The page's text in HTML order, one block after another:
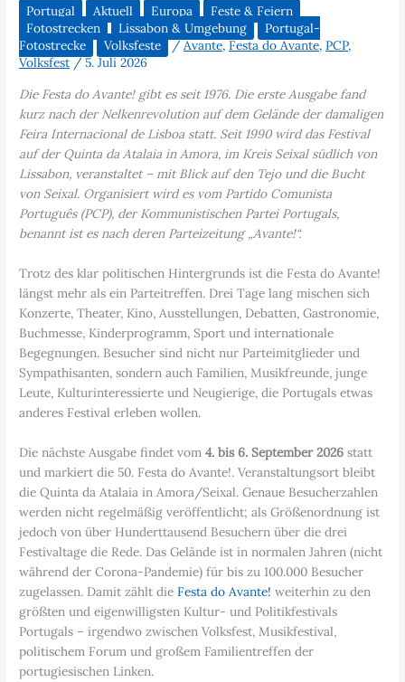
Portugal Aktuell Europa
Feste & Feiern
Fotostrecken
Lissabon & Umgebung
Portugal-
Fotostrecke
Volksfeste /Avante,Festa do Avante,PCP,
Volksfest /5. Juli 2026
Die Festa do Avante! gibt es seit 1976. Die erste Ausgabe fand
kurz nach der Nelkenrevolution auf dem Gelände der damaligen
Feira Internacional de Lisboa statt. Seit 1990 wird das Festival
auf der Quinta da Atalaia in Amora, im Kreis Seixal südlich von
Lissabon, veranstaltet – mit Blick auf den Tejo und die Bucht
von Seixal. Organisiert wird es vom Partido Comunista
Português (PCP), der Kommunistischen Partei Portugals,
benannt ist es nach deren Parteizeitung „Avante!“.
Trotz des klar politischen Hintergrunds ist die Festa do Avante!
längst mehr als ein Parteitreffen. Drei Tage lang mischen sich
Konzerte, Theater, Kino, Ausstellungen, Debatten, Gastronomie,
Buchmesse, Kinderprogramm, Sport und internationale
Begegnungen. Besucher sind nicht nur Parteimitglieder und
Sympathisanten, sondern auch Familien, Musikfreunde, junge
Leute, Kulturinteressierte und Neugierige, die Portugals etwas
anderes Festival erleben wollen.
Die nächste Ausgabe findet vom4. bis 6. September 2026 statt
und markiert die 50. Festa do Avante!. Veranstaltungsort bleibt
die Quinta da Atalaia in Amora/Seixal. Genaue Besucherzahlen
werden nicht regelmäßig veröffentlicht; als Größenordnung ist
jedoch von über Hunderttausend Besuchern über die drei
Festivaltage die Rede. Das Gelände ist in normalen Jahren (nicht
während der Corona-Pandemie) für bis zu 100.000 Besucher
zugelassen. Damit zählt dieFesta do Avante! weiterhin zu den
größten und eigenwilligsten Kultur- und Politikfestivals
Portugals – irgendwo zwischen Volksfest, Musikfestival,
politischem Forum und großem Familientreffen der
portugiesischen Linken.